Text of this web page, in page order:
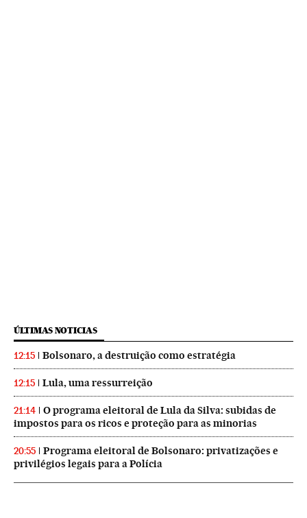
ÚLTIMAS NOTICIAS
12:15 Bolsonaro, a destruição como estratégia
12:15 Lula, uma ressurreição
21:14
O programa eleitoral de Lula da Silva: subidas de
impostos para os ricos e proteção para as minorias
20:55
Programa eleitoral de Bolsonaro: privatizações e
privilégios legais para a Polícia